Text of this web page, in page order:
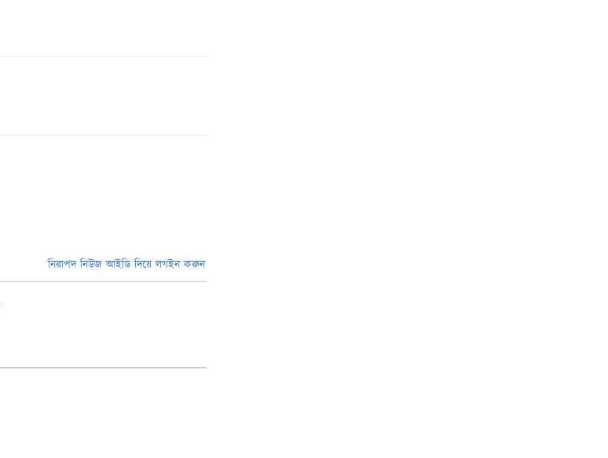
নিরাপদ নিউজ আইডি দিয়ে লগইন করুন